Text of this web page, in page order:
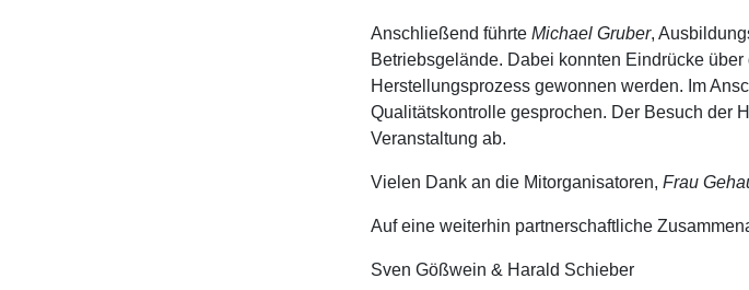
Anschließend führte Michael Gruber,
Betriebsgelände. Dabei konnten Eindrücke
Herstellungsprozess gewonnen werden. Im
Qualitätskontrolle gesprochen. Der Besuch der
Veranstaltung ab.
Vielen Dank an die Mitorganisatoren, Frau
Auf eine weiterhin partnerschaftliche
Sven Gößwein & Harald Schieber